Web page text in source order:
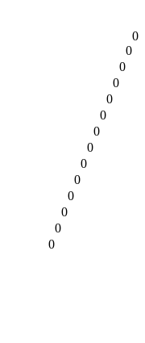
0
0
0
0
0
0
0
0
0
0
0
0
0
0